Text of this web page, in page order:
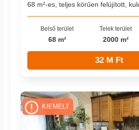
68 m²-es, teljes körűen felújított,
Belső terület
68 m²
Telek terület
2000 m²
32 M Ft
KIEMELT